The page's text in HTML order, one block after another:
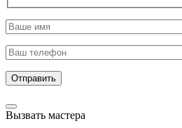
Отправить
Вызвать мастера